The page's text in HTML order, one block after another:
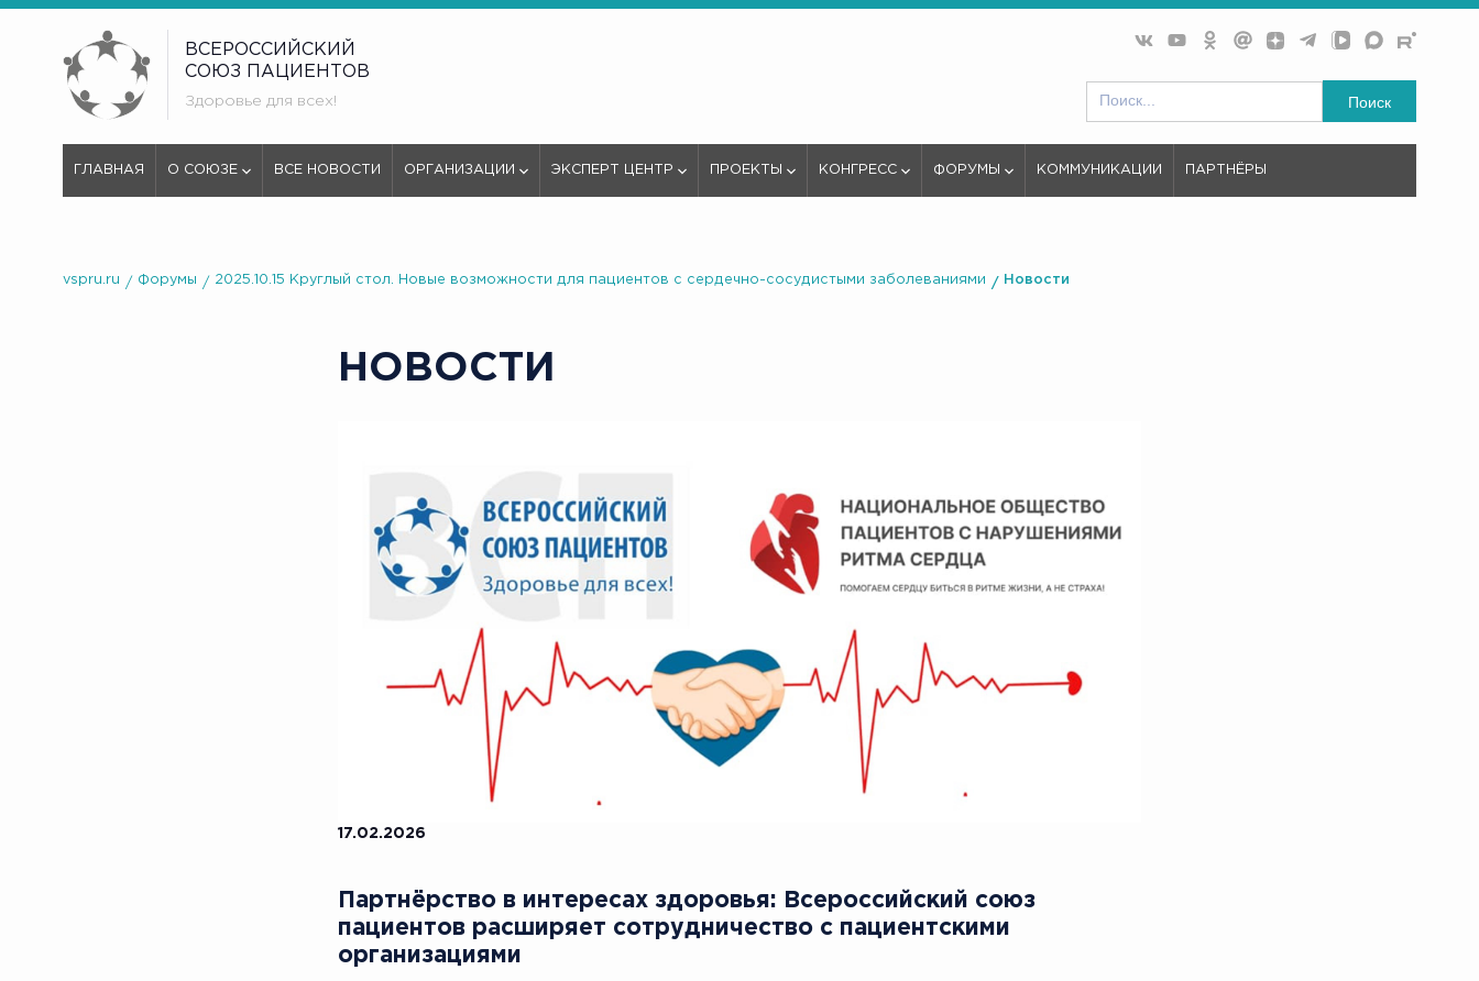
ВСЕРОССИЙСКИЙ
СОЮЗ ПАЦИЕНТОВ
Здоровье для всех! Поиск
ГЛАВНАЯ О СОЮЗЕ ВСЕ НОВОСТИ ОРГАНИЗАЦИИ ЭКСПЕРТ ЦЕНТР ПРОЕКТЫ КОНГРЕСС ФОРУМЫ КОММУНИКАЦИИ ПАРТНЁРЫ
vspru.ru Форумы 2025.10.15 Круглый стол. Новые возможности для пациентов с сердечно-сосудистыми заболеваниями Новости
НОВОСТИ
17.02.2026
Партнёрство в интересах здоровья: Всероссийский союз
пациентов расширяет сотрудничество с пациентскими
организациями